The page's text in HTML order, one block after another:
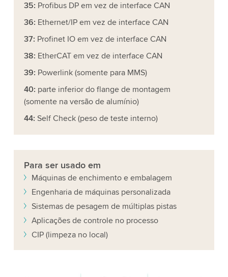
35: Profibus DP em vez de interface CAN
36: Ethernet/IP em vez de interface CAN
37: Profinet IO em vez de interface CAN
38: EtherCAT em vez de interface CAN
39: Powerlink (somente para MMS)
40: parte inferior do flange de montagem
(somente na versão de alumínio)
44: Self Check (peso de teste interno)
Para ser usado em
Máquinas de enchimento e embalagem
Engenharia de máquinas personalizada
Sistemas de pesagem de múltiplas pistas
Aplicações de controle no processo
CIP (limpeza no local)